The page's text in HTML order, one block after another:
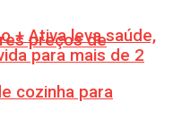
preços de
cozinha para
+ Ativa leva saúde,
para mais de 2